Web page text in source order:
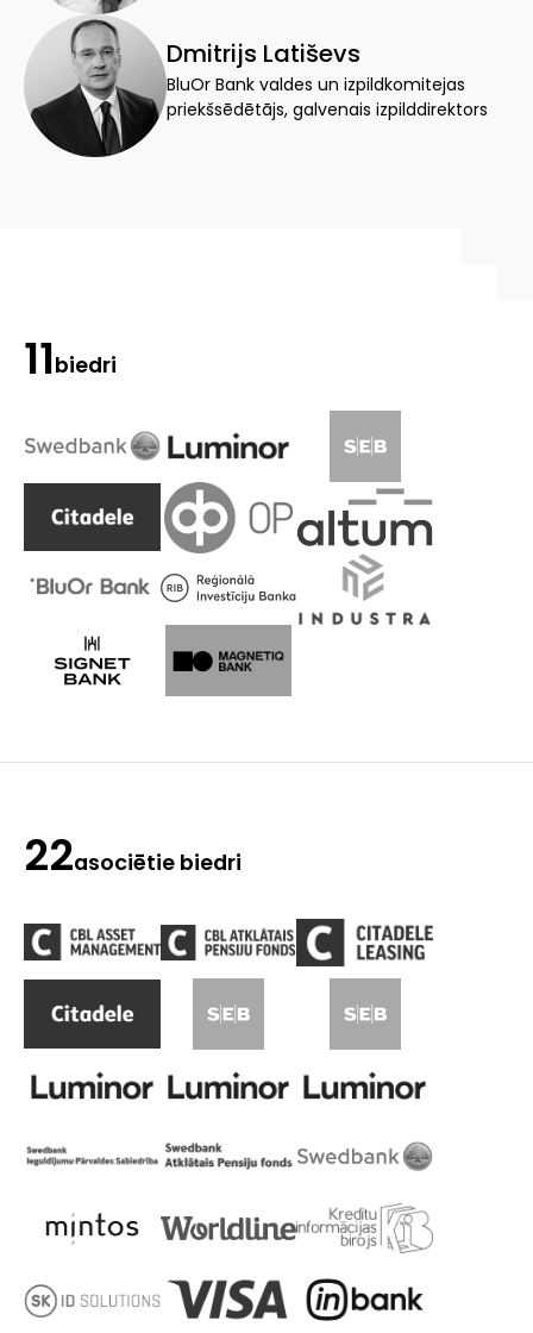
Dmitrijs Latiševs
BluOr Bank valdes un izpildkomitejas
priekšsēdētājs, galvenais izpilddirektors
11biedri
22asociētie biedri